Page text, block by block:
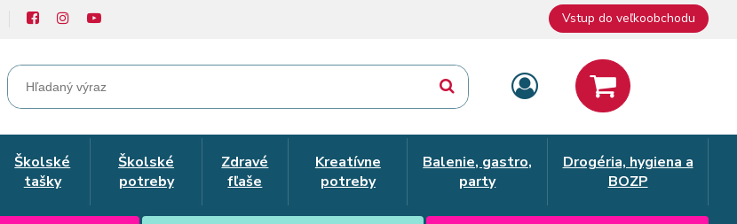
Vstup do veľkoobchodu
Školské
tašky
Školské
potreby
Zdravé
fľaše
Kreatívne
potreby
Balenie, gastro,
party
Drogéria, hygiena a
BOZP